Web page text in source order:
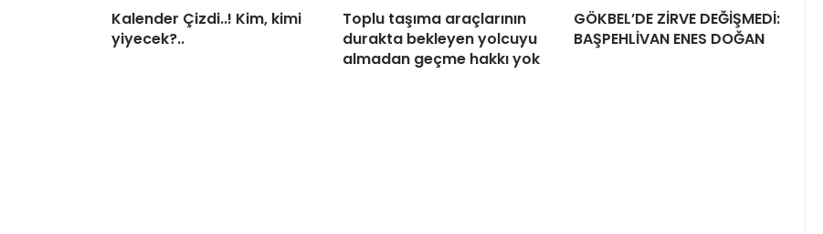
Kalender Çizdi..! Kim, kimi
yiyecek?..
Toplu taşıma araçlarının
durakta bekleyen yolcuyu
almadan geçme hakkı yok
GÖKBEL’DE ZİRVE DEĞİŞMEDİ:
BAŞPEHLİVAN ENES DOĞAN